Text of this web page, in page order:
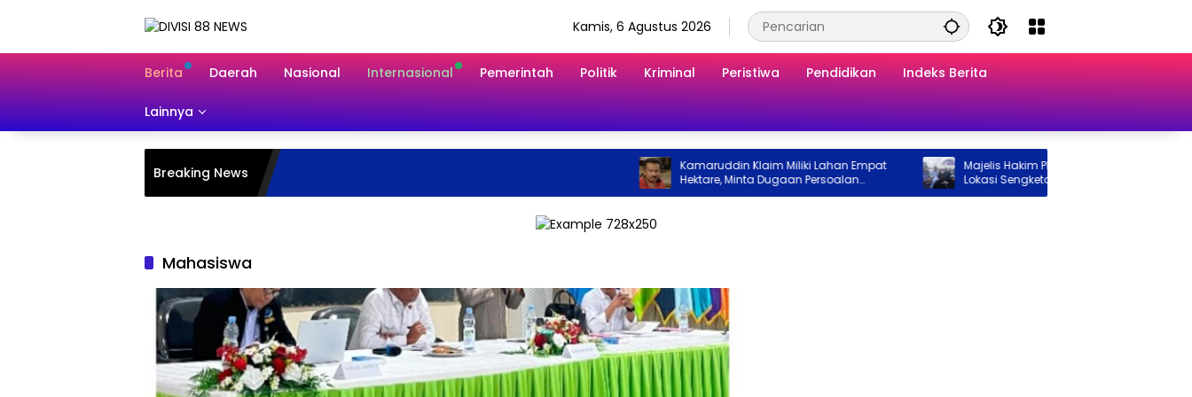
Kamis, 6 Agustus 2026
Berita Daerah Nasional Internasional Pemerintah Politik Kriminal Peristiwa Pendidikan Indeks Berita
Lainnya
Breaking News
Kamaruddin Klaim Miliki Lahan Empat
Hektare, Minta Dugaan Persoalan
Pertanahan Diusut Secara Transparan
Majelis Hakim PN Balikpapan Turun ke
Lokasi Sengketa Tanah, Pemeriksaan
Setempat Perkuat Pencarian Fakta
Mahasiswa